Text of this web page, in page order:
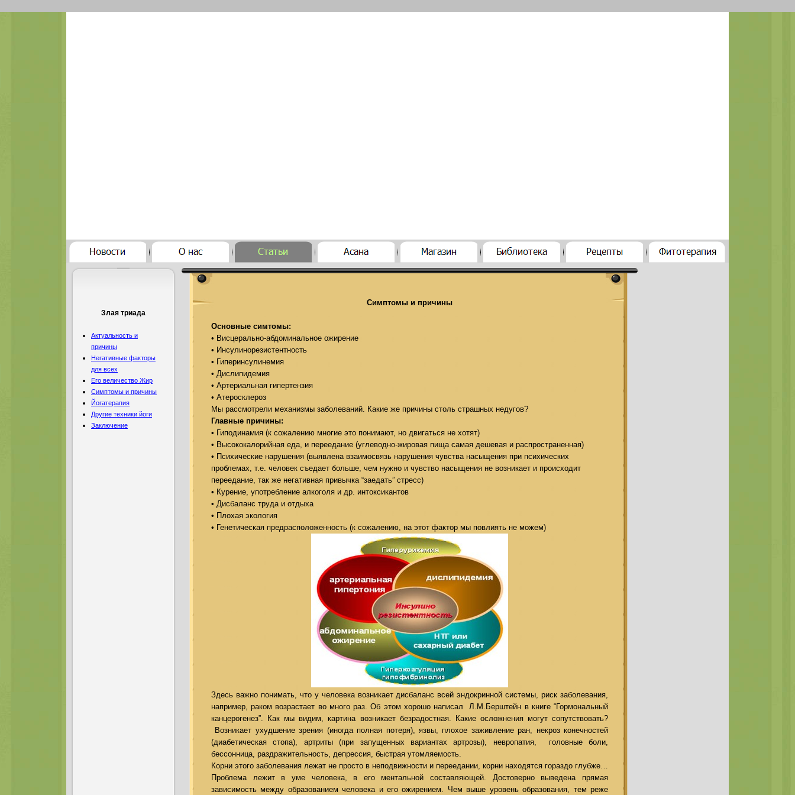
Злая триада
Актуальность и
причины
Негативные факторы
для всех
Его величество Жир
Симптомы и причины
Йогатерапия
Другие техники йоги
Заключение
Симптомы и причины
Основные симтомы:
• Висцерально-абдоминальное ожирение
• Инсулинорезистентность
• Гиперинсулинемия
• Дислипидемия
• Артериальная гипертензия
• Атеросклероз
Мы рассмотрели механизмы заболеваний. Какие же причины столь страшных недугов?
Главные причины:
• Гиподинамия (к сожалению многие это понимают, но двигаться не хотят)
• Высококалорийная еда, и переедание (углеводно-жировая пища самая дешевая и распространенная)
• Психические нарушения (выявлена взаимосвязь нарушения чувства насыщения при психических
проблемах, т.е. человек съедает больше, чем нужно и чувство насыщения не возникает и происходит
переедание, так же негативная привычка “заедать” стресс)
• Курение, употребление алкоголя и др. интоксикантов
• Дисбаланс труда и отдыха
• Плохая экология
• Генетическая предрасположенность (к сожалению, на этот фактор мы повлиять не можем)
Здесь важно понимать, что у человека возникает дисбаланс всей эндокринной системы, риск заболевания,
например, раком возрастает во много раз. Об этом хорошо написал Л.М.Берштейн в книге “Гормональный
канцерогенез”. Как мы видим, картина возникает безрадостная. Какие осложнения могут сопутствовать?
Возникает ухудшение зрения (иногда полная потеря), язвы, плохое заживление ран, некроз конечностей
(диабетическая стопа), артриты (при запущенных вариантах артрозы), невропатия, головные боли,
бессонница, раздражительность, депрессия, быстрая утомляемость.
Корни этого заболевания лежат не просто в неподвижности и переедании, корни находятся гораздо глубже…
Проблема лежит в уме человека, в его ментальной составляющей. Достоверно выведена прямая
зависимость между образованием человека и его ожирением. Чем выше уровень образования, тем реже